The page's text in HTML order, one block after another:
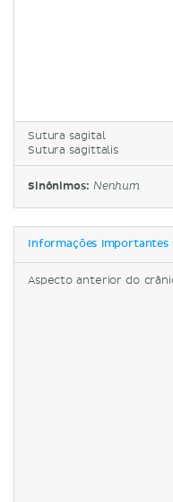
Sutura sagital
Sutura sagittalis
Sinônimos: Nenhum
Informações importantes
Aspecto anterior do